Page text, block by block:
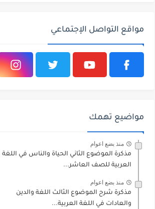
مواقع التواصل الإجتماعي
مواضيع تهمك
منذ بضع اعوام
مذكرة الموضوع الثاني الحياة والناس في اللغة
العربية للصف العاشر...
منذ بضع اعوام
مذكرة شرح الموضوع الثالث اللغة والدين
والعادات في اللغة العربية...